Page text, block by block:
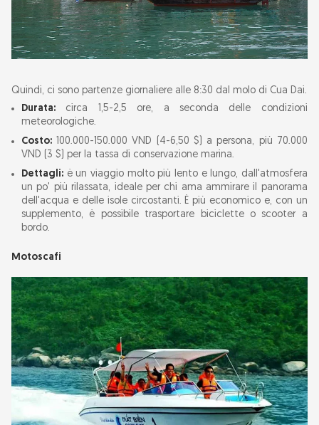
Quindi, ci sono partenze giornaliere alle 8:30 dal molo di Cua Dai.
Durata: circa 1,5-2,5 ore, a seconda delle condizioni
meteorologiche.
Costo: 100.000-150.000 VND (4-6,50 $) a persona, più 70.000
VND (3 $) per la tassa di conservazione marina.
Dettagli: è un viaggio molto più lento e lungo, dall'atmosfera
un po' più rilassata, ideale per chi ama ammirare il panorama
dell'acqua e delle isole circostanti. È più economico e, con un
supplemento, è possibile trasportare biciclette o scooter a
bordo.
Motoscafi